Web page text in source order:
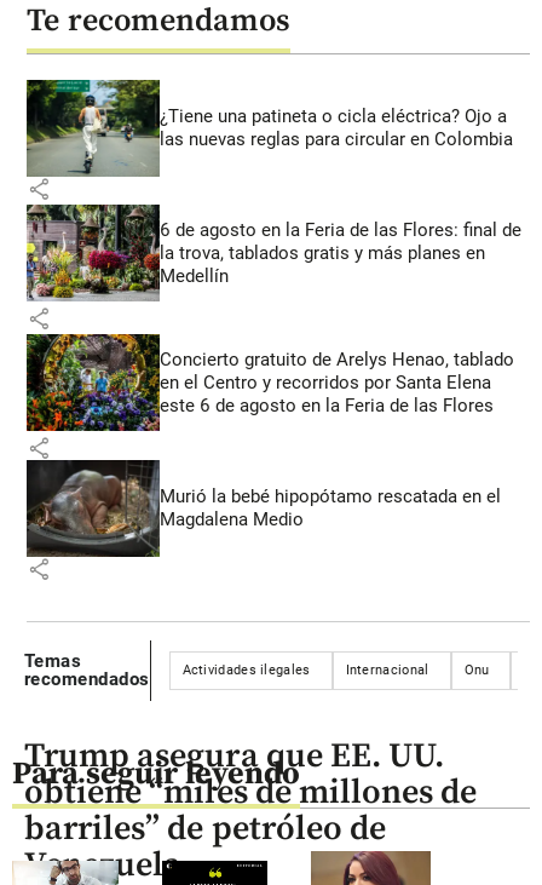
Te recomendamos
¿Tiene una patineta o cicla eléctrica? Ojo a
las nuevas reglas para circular en Colombia
share
6 de agosto en la Feria de las Flores: final de
la trova, tablados gratis y más planes en
Medellín
share
Concierto gratuito de Arelys Henao, tablado
en el Centro y recorridos por Santa Elena
este 6 de agosto en la Feria de las Flores
share
Murió la bebé hipopótamo rescatada en el
Magdalena Medio
share
Temas
recomendados
Actividades ilegales Internacional Onu
Para seguir leyendo
Trump asegura que EE. UU.
obtiene “miles de millones de
barriles” de petróleo de
Venezuela